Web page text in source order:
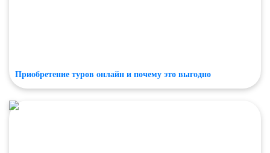
Приобретение туров онлайн и почему это выгодно